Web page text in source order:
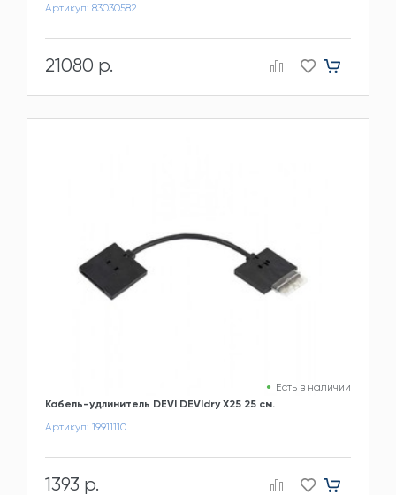
Артикул: 83030582
21080 р.
Есть в наличии
Кабель-удлинитель DEVI DEVIdry X25 25 см.
Артикул: 19911110
1393 р.